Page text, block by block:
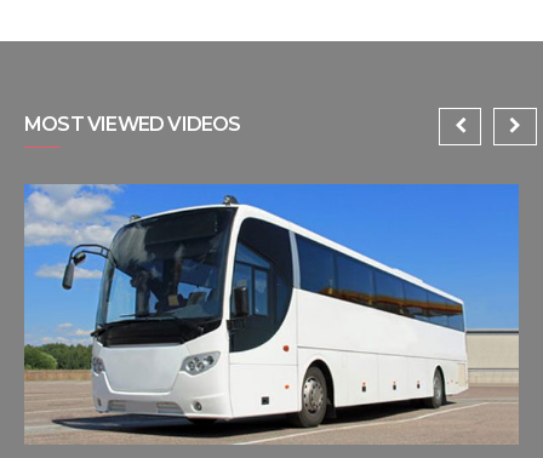
MOST VIEWED VIDEOS